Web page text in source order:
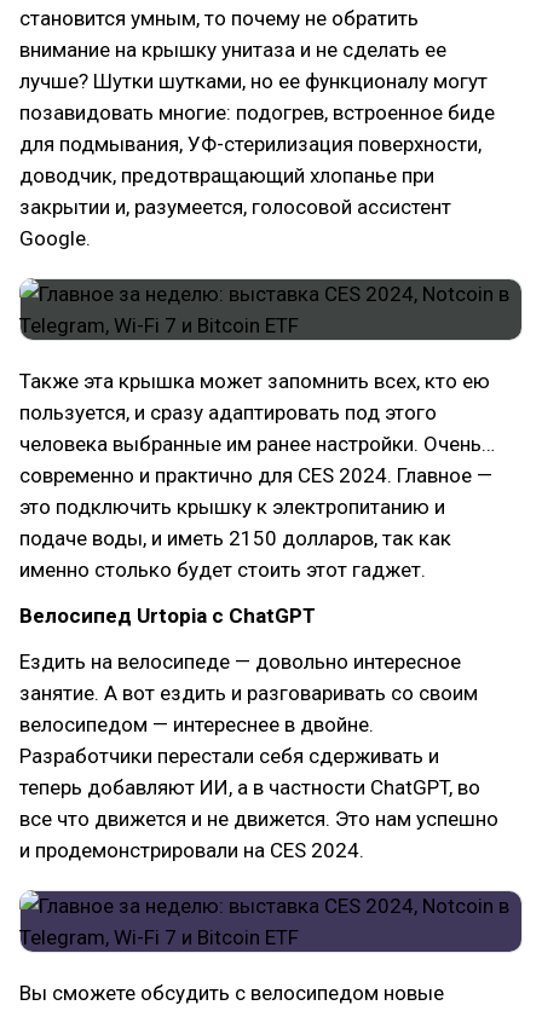
становится умным, то почему не обратить
внимание на крышку унитаза и не сделать ее
лучше? Шутки шутками, но ее функционалу могут
позавидовать многие: подогрев, встроенное биде
для подмывания, УФ-стерилизация поверхности,
доводчик, предотвращающий хлопанье при
закрытии и, разумеется, голосовой ассистент
Google.
Также эта крышка может запомнить всех, кто ею
пользуется, и сразу адаптировать под этого
человека выбранные им ранее настройки. Очень…
современно и практично для CES 2024. Главное —
это подключить крышку к электропитанию и
подаче воды, и иметь 2150 долларов, так как
именно столько будет стоить этот гаджет.
Велосипед Urtopia с ChatGPT
Ездить на велосипеде — довольно интересное
занятие. А вот ездить и разговаривать со своим
велосипедом — интереснее в двойне.
Разработчики перестали себя сдерживать и
теперь добавляют ИИ, а в частности ChatGPT, во
все что движется и не движется. Это нам успешно
и продемонстрировали на CES 2024.
Вы сможете обсудить с велосипедом новые